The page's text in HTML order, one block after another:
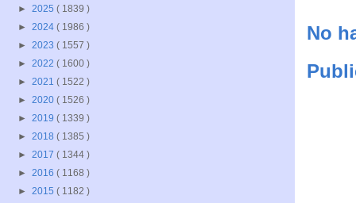
No
► 2025 ( 1839 )
► 2024 ( 1986 )
► 2023 ( 1557 )
► 2022 ( 1600 )
► 2021 ( 1522 )
► 2020 ( 1526 )
► 2019 ( 1339 )
► 2018 ( 1385 )
► 2017 ( 1344 )
► 2016 ( 1168 )
► 2015 ( 1182 )